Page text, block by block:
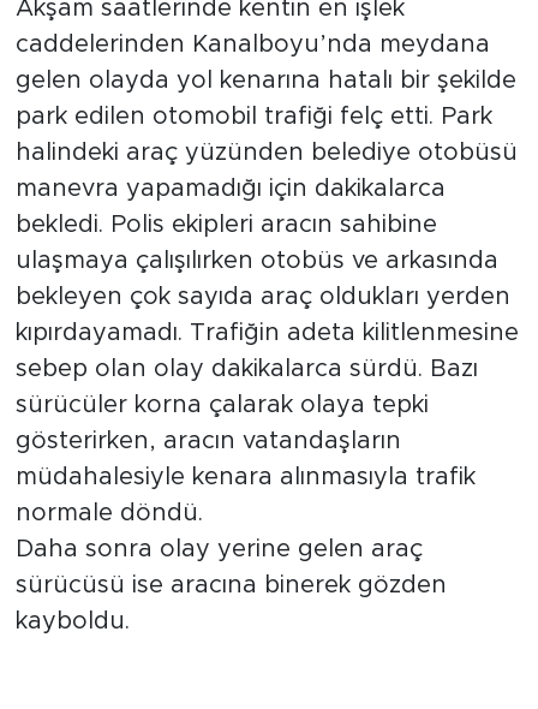
Akşam saatlerinde kentin en işlek
caddelerinden Kanalboyu’nda meydana
gelen olayda yol kenarına hatalı bir şekilde
park edilen otomobil trafiği felç etti. Park
halindeki araç yüzünden belediye otobüsü
manevra yapamadığı için dakikalarca
bekledi. Polis ekipleri aracın sahibine
ulaşmaya çalışılırken otobüs ve arkasında
bekleyen çok sayıda araç oldukları yerden
kıpırdayamadı. Trafiğin adeta kilitlenmesine
sebep olan olay dakikalarca sürdü. Bazı
sürücüler korna çalarak olaya tepki
gösterirken, aracın vatandaşların
müdahalesiyle kenara alınmasıyla trafik
normale döndü.
Daha sonra olay yerine gelen araç
sürücüsü ise aracına binerek gözden
kayboldu.
Arguvan
Battalgazi
Darende
Hekimhan
Kale
Magazin
Sinema
Asayiş